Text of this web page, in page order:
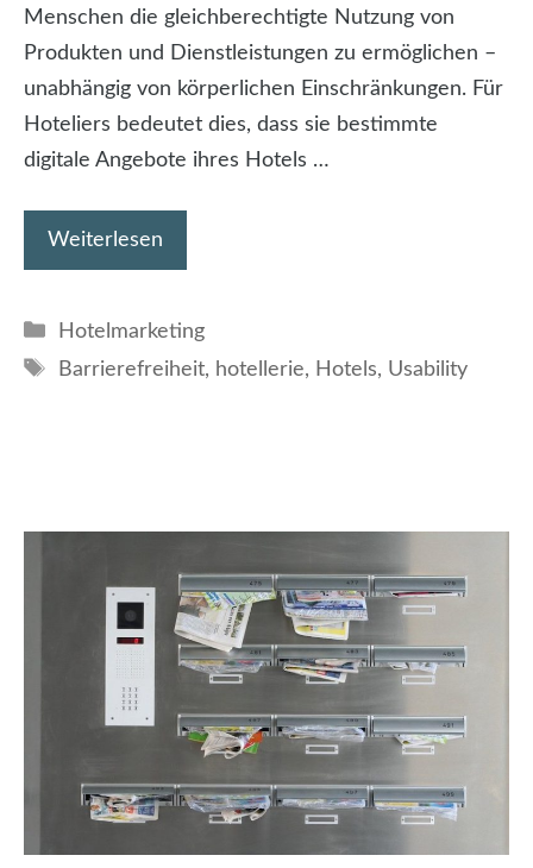
Menschen die gleichberechtigte Nutzung von
Produkten und Dienstleistungen zu ermöglichen –
unabhängig von körperlichen Einschränkungen. Für
Hoteliers bedeutet dies, dass sie bestimmte
digitale Angebote ihres Hotels …
Weiterlesen
Kategorien
Hotelmarketing
Schlagwörter
Barrierefreiheit, hotellerie, Hotels, Usability